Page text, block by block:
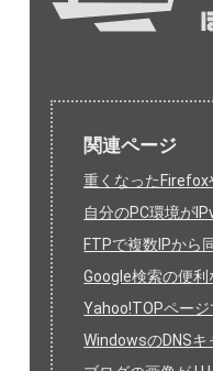
関連ページ
重くなった
自分のPC環境が
FTPで複数IPから
Google検索の便利
Yahoo!TOPペー
WindowsのDNS